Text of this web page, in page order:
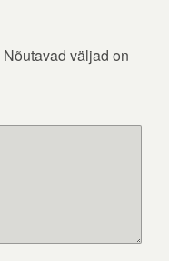
Nõutavad väljad on